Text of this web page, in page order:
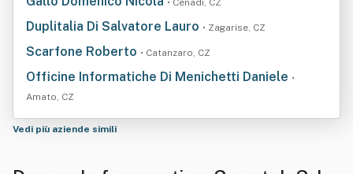
• Cenadi, CZ
Duplitalia Di Salvatore Lauro • Zagarise, CZ
Scarfone Roberto • Catanzaro, CZ
Officine Informatiche Di Menichetti Daniele •
Amato, CZ
Vedi più aziende simili